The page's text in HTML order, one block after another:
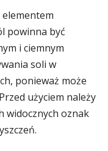
powinna być
i ciemnym
soli w
ponieważ może
użyciem należy
widocznych oznak